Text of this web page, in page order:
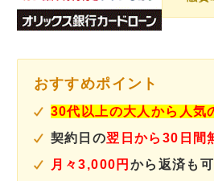
おすすめポイント
30代以上の大人から人気
契約日の翌日から30日間
月々3,000円 から返済も